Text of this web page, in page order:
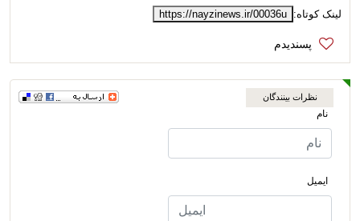
لینک کوتاه: https://nayzinews.ir/00036u
نظرات بینندگان
نام
ایمیل